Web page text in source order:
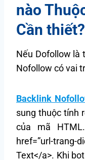
nào
Cần thiết?
Nếu Dofollow là
Nofollow có vai
Backlink
sung thuộc tính
của mã
href=”url-trang-
Text</a>. Khi